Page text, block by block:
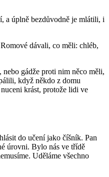
a úplně bezdůvodně je mlátili, i
dávali, co měli: chléb,
nebo gádže proti nim něco měli,
když někdo z domu
krást, protože lidi ve
do učení jako číšník. Pan
úrovni. Bylo nás ve třídě
Uděláme všechno